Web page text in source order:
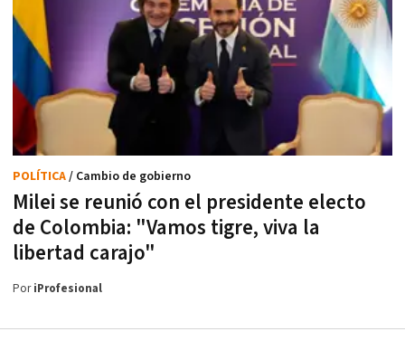
Milei se reunió con el presidente electo
de Colombia: "Vamos tigre, viva la
libertad carajo"
POLÍTICA/ Cambio de gobierno
PoriProfesional